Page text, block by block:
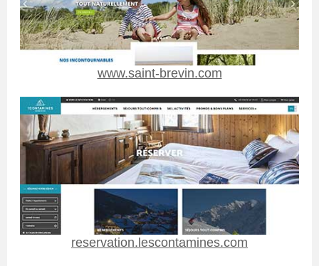
www.saint-brevin.com
reservation.lescontamines.com